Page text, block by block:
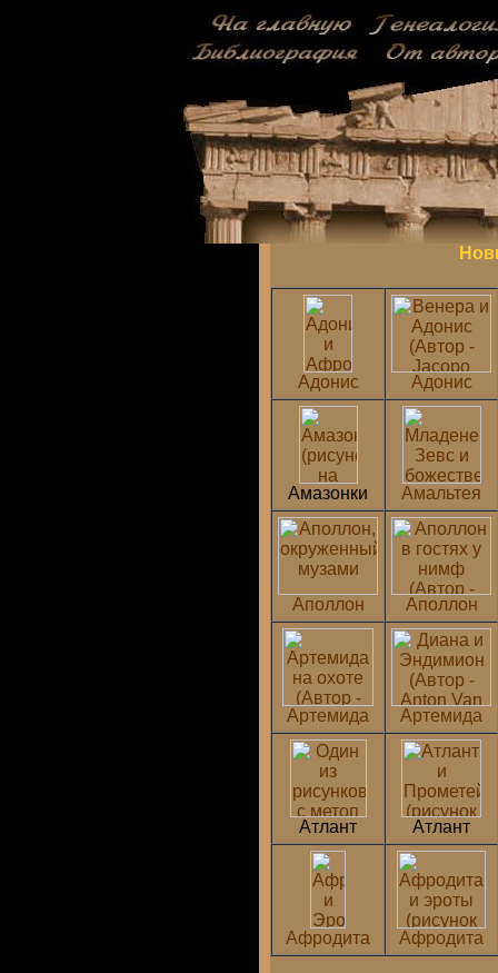
Адонис Адонис
Амазонки Амальтея
Аполлон Аполлон
Артемида Артемида
Атлант Атлант
Афродита Афродита